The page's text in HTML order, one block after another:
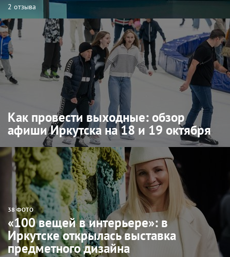
2 отзыва
Как провести выходные: обзор
афиши Иркутска на 18 и 19 октября
38 ФОТО
«100 вещей в интерьере»: в
Иркутске открылась выставка
предметного дизайна